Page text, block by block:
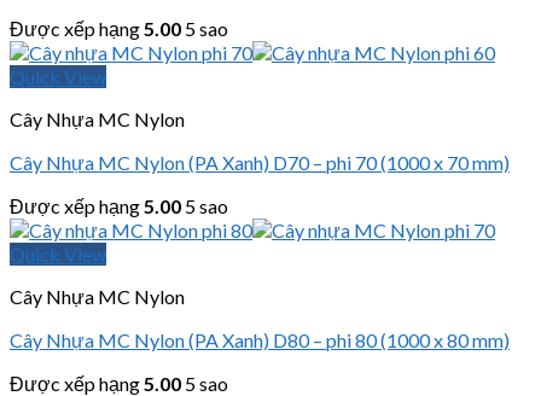
Được xếp hạng5.00 5 sao
Quick View
Cây Nhựa MC Nylon
Cây Nhựa MC Nylon (PA Xanh) D70 – phi 70 (1000 x 70 mm)
Được xếp hạng5.00 5 sao
Quick View
Cây Nhựa MC Nylon
Cây Nhựa MC Nylon (PA Xanh) D80 – phi 80 (1000 x 80 mm)
Được xếp hạng5.00 5 sao